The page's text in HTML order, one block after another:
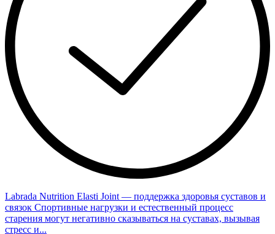
Labrada Nutrition Elasti Joint — поддержка здоровья суставов и
связок Спортивные нагрузки и естественный процесс
старения могут негативно сказываться на суставах, вызывая
стресс и...